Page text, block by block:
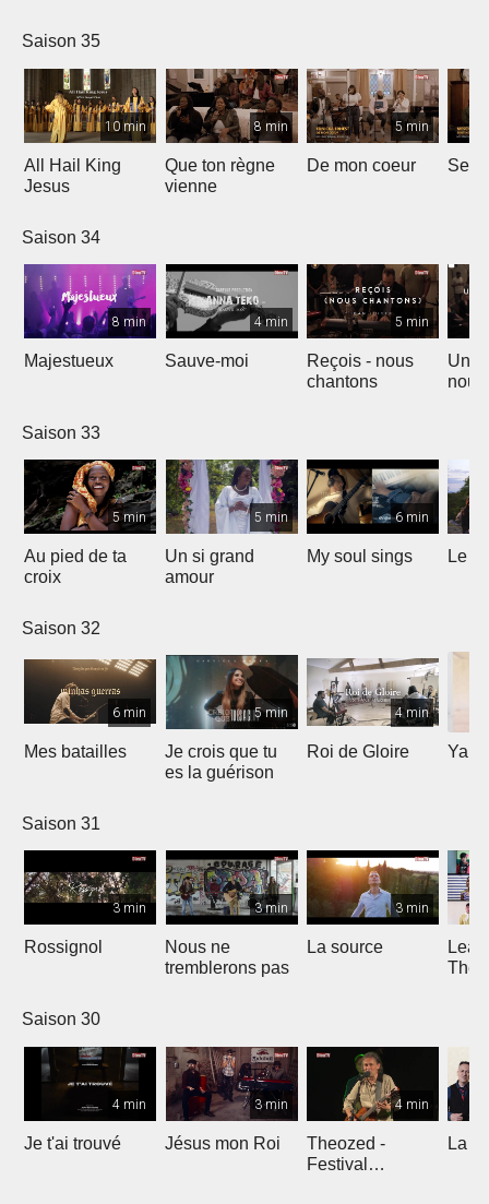
Saison 35
10 min
All Hail King
Jesus
8 min
Que ton règne
vienne
5 min
De mon coeur
Saison 34
8 min
Majestueux
4 min
Sauve-moi
5 min
Reçois - nous
chantons
Un
Saison 33
5 min
Au pied de ta
croix
5 min
Un si grand
amour
6 min
My soul sings Le
Saison 32
6 min
Mes batailles
5 min
Je crois que tu
es la guérison
4 min
Roi de Gloire
Saison 31
3 min
Rossignol
3 min
Nous ne
tremblerons pas
3 min
La source
The
Saison 30
4 min
Je t'ai trouvé
3 min
Jésus mon Roi
4 min
Theozed -
Festival
La